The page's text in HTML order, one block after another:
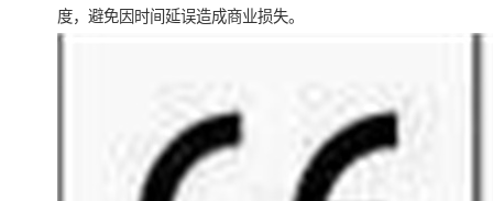
度，避免因时间延误造成商业损失。